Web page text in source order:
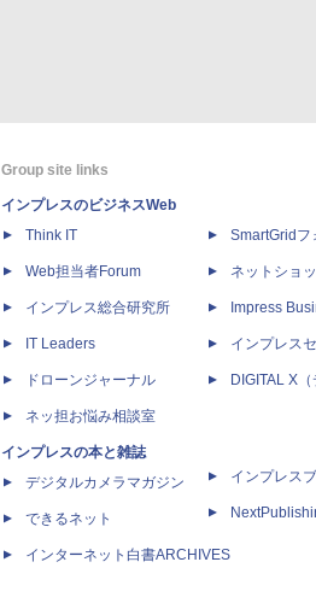
Group site links
インプレスのビジネスWeb
Think IT
Web担当者Forum
インプレス総合研究所
IT Leaders
ドローンジャーナル
ネッ担お悩み相談室
インプレスの本と雑誌
デジタルカメラマガジン
できるネット
インターネット白書ARCHIVES
SmartGridフ
ネットショ
Impress
インプレス
DIGITAL X
インプレス